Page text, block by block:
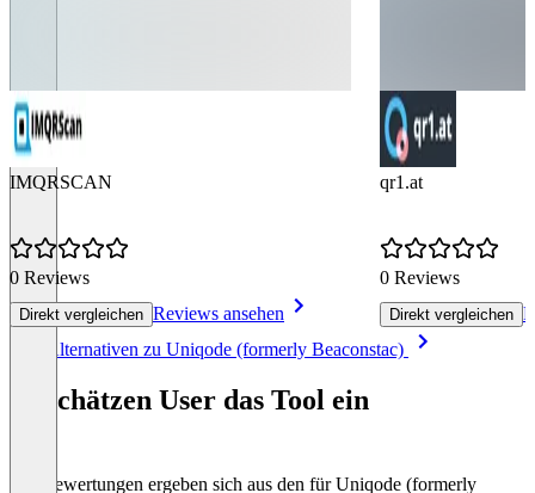
IMQRSCAN
0 Reviews
Direkt vergleichen Reviews ansehen
qr1.at
0 Reviews
Direkt vergleichen
Alle Alternativen zu Uniqode (formerly Beaconstac)
So schätzen User das Tool ein
Die Bewertungen ergeben sich aus den für Uniqode (formerly